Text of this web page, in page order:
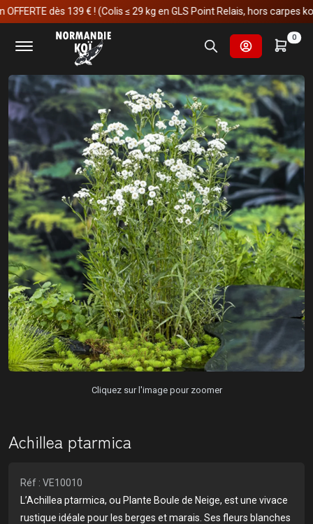
dès 139 € ! (Colis ≤ 29 kg en GLS Point Relais, hors carpes koï)
0
Accueil
Fournitures et technologies pour les bassins
Plantes aquatiques
Cliquez sur l'image pour zoomer
Achillea ptarmica
Réf : VE10010
L’Achillea ptarmica, ou Plante Boule de Neige, est une vivace
rustique idéale pour les berges et marais. Ses fleurs blanches